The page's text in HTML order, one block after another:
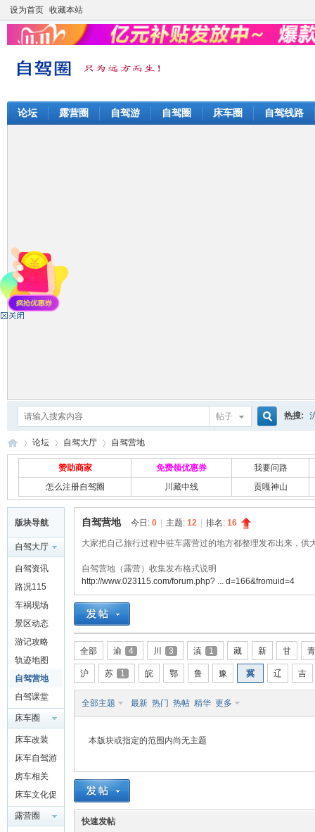
设为首页 收藏本站
论坛 露营圈 自驾游 自驾圈 床车圈 自驾线路
帖子
索
热搜:
自
驾
»
论坛
›
自驾大厅
›
自驾营地
赞助商家 免费领优惠券
我要问路
怎么注册自驾圈
川藏中线 贡嘎神山
版块导航
自驾大厅
自驾资讯
路况115
车祸现场
景区动态
游记攻略
轨迹地图
自驾营地
自驾课堂
床车圈
QQ群
4697975
91
床车改装
床车自驾游
房车相关
床车文化促
进交流
露营圈
自驾营地 今日: 0 主题: 12 排名: 16
大家把自己旅行过程中驻车露营过的地方都整理发布出来，供
自驾营地（露营）收集发布格式说明
http://www.023115.com/forum.php? ... d=166&fromuid=4
全部 渝 4 川 3 滇 1 藏 新 甘 青
沪 苏 1 皖 鄂 鲁 豫 冀 辽 吉
全部主题 最新 热门 热帖 精华 更多
本版块或指定的范围内尚无主题
快速发帖